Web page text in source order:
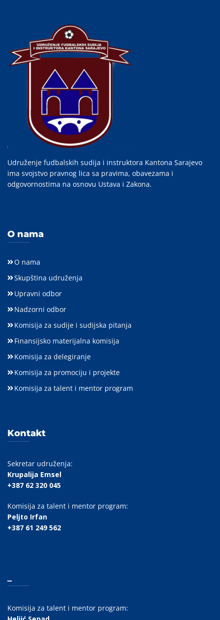
Udruženje fudbalskih sudija i instruktora Kantona Sarajevo
ima svojstvo pravnog lica sa pravima, obavezama i
odgovornostima na osnovu Ustava i Zakona.
O nama
O nama
Skupština udruženja
Upravni odbor
Nadzorni odbor
Komisija za sudije i sudijska pitanja
Finansijsko materijalna komisija
Komisija za delegiranje
Komisija za promociju i projekte
Komisija za talent i mentor program
Kontakt
Sekretar udruženja:
Krupalija Emsel
+387 62 320 045
Komisija za talent i mentor program:
Peljto Irfan
+387 61 249 562
Komisija za talent i mentor program: